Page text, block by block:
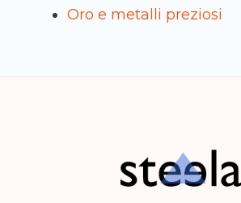
Oro e metalli preziosi